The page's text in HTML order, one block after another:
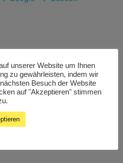
unserer Website um Ihnen
zu gewährleisten, indem wir
Besuch der Website
auf "Akzeptieren" stimmen